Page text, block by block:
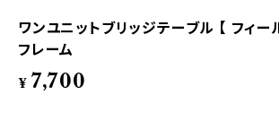
ワンユニットブリッジテーブル 【 フィー
フレーム
¥ 7,700